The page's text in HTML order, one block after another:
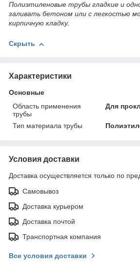
Полиэтиленовые трубы гладкие и
заливать бетоном или с легкостью
кирпичную кладку.
Скрыть
Характеристики
Основные
Область применения
трубы
Для
Тип материала трубы
Условия доставки
Доставка осуществляется только по
Самовывоз
Доставка курьером
Доставка почтой
Транспортная компания
Все условия доставки